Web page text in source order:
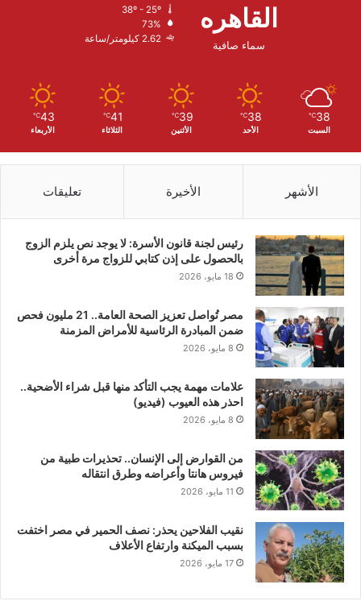
القاهره
سماء صافية
73%
2.62 كيلومتر/ساعة
38
℃
السبت
38
℃
الأحد
39
℃
الأثنين
41
℃
الثلاثاء
43
℃
الأربعاء
الأشهر الأخيرة تعليقات
رئيس لجنة قانون الأسرة: لا يوجد نص يلزم الزوج
بالحصول على إذن كتابي للزواج مرة أخرى
18 مايو، 2026
مصر تُواصل تعزيز الصحة العامة.. 21 مليون فحص
ضمن المبادرة الرئاسية للأمراض المزمنة
8 مايو، 2026
علامات مهمة يجب التأكد منها قبل شراء الأضحية..
احذر هذه العيوب (فيديو)
8 مايو، 2026
من القوارض إلى الإنسان.. تحذيرات طبية من
فيروس هانتا وأعراضه وطرق انتقاله
11 مايو، 2026
نقيب الفلاحين يحذر: نصف الحمير في مصر اختفت
بسبب الميكنة وارتفاع الأعلاف
17 مايو، 2026